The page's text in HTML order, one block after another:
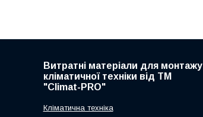
Витратні матеріали для монтажу
кліматичної техніки від ТМ
"Climat-PRO"
Кліматична техніка